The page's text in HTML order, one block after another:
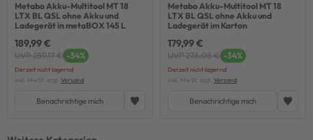
Metabo Akku-Multitool MT 18
LTX BL QSL ohne Akku und
Ladegerät in metaBOX 145 L
189,99 €
UVP 289,17 € -34%
Derzeit nicht lagernd
inkl. MwSt. zzgl. Versand
Benachrichtige mich
Metabo Akku-Multitool MT 18
LTX BL QSL ohne Akku und
Ladegerät im Karton
179,99 €
UVP 276,08 € -34%
Derzeit nicht lagernd
inkl. MwSt. zzgl. Versand
Benachrichtige mich